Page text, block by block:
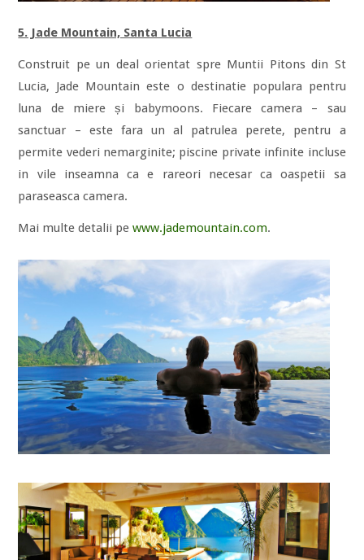
5. Jade Mountain, Santa Lucia
Construit pe un deal orientat spre Muntii Pitons din St
Lucia, Jade Mountain este o destinatie populara pentru
luna de miere și babymoons. Fiecare camera – sau
sanctuar – este fara un al patrulea perete, pentru a
permite vederi nemarginite; piscine private infinite incluse
in vile inseamna ca e rareori necesar ca oaspetii sa
paraseasca camera.
Mai multe detalii pewww.jademountain.com.